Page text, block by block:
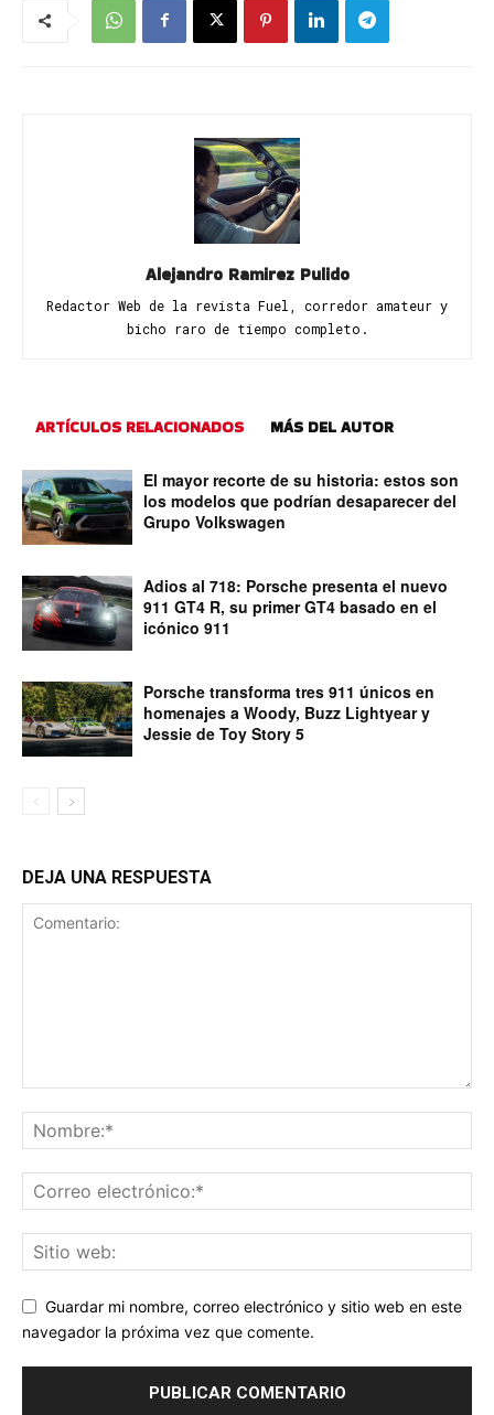
Alejandro Ramirez Pulido
Redactor Web de la revista Fuel, corredor amateur y
bicho raro de tiempo completo.
ARTÍCULOS RELACIONADOS MÁS DEL AUTOR
El mayor recorte de su historia: estos son
los modelos que podrían desaparecer del
Grupo Volkswagen
Adios al 718: Porsche presenta el nuevo
911 GT4 R, su primer GT4 basado en el
icónico 911
Porsche transforma tres 911 únicos en
homenajes a Woody, Buzz Lightyear y
Jessie de Toy Story 5
DEJA UNA RESPUESTA
Guardar mi nombre, correo electrónico y sitio web en este
navegador la próxima vez que comente.